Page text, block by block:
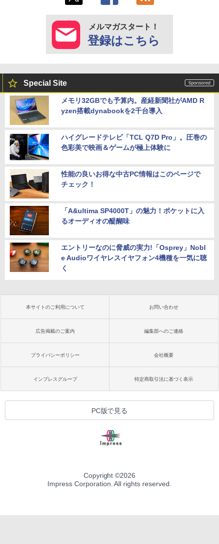
メルマガスタート！
登録はこちら
Special Site
メモリ32GBでも予算内。産経新聞社がAMD R
yzen搭載dynabookを2千台導入
ハイグレードテレビ「TCL Q7D Pro」。圧巻の
色彩美で映画＆ゲームが極上体験に
性能の良いお得な中古PC情報はこのページで
チェック！
「A&ultima SP4000T」の魅力！ポケットに入
るオーディオの醍醐味
エントリーなのに脅威の実力!「Osprey」Nobl
e Audioワイヤレスイヤフォン4機種を一気に聴
く
本サイトのご利用について お問い合わせ
広告掲載のご案内 編集部へのご連絡
プライバシーポリシー 会社概要
インプレスグループ 特定商取引法に基づく表示
PC版で見る
Copyright ©2026
Impress Corporation. All rights reserved.